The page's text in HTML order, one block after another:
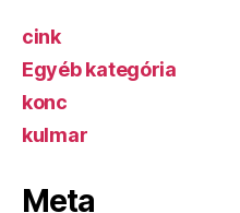
cink
Egyéb kategória
konc
kulmar
Meta